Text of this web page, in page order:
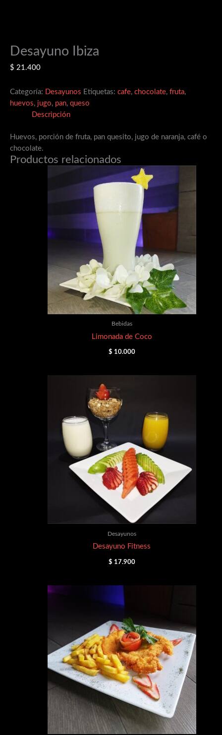
Desayuno Ibiza
$ 21.400
Categoría: Desayunos Etiquetas: cafe, chocolate, fruta,
huevos, jugo, pan, queso
Descripción
Huevos, porción de fruta, pan quesito, jugo de naranja, café o
chocolate.
Productos relacionados
Bebidas
Limonada de Coco
$ 10.000
Desayunos
Desayuno Fitness
$ 17.900